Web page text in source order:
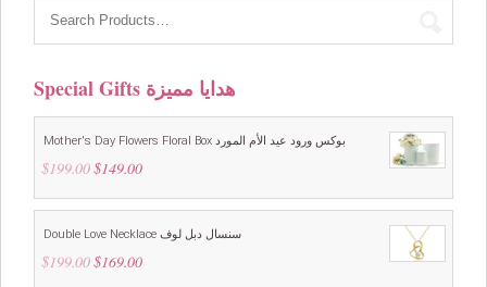
Special Gifts هدايا مميزة
Mother's Day Flowers Floral Box بوكس ورود عيد الأم المورد
$199.00 Original
was:
$149.00Current
is:
Double Love Necklace سنسال دبل لوف
$199.00 Original
$169.00Current